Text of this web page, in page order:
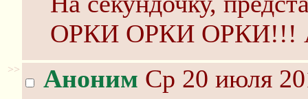
ОРКИ ОРКИ ОРКИ!!!
>> Аноним Ср 20 июля